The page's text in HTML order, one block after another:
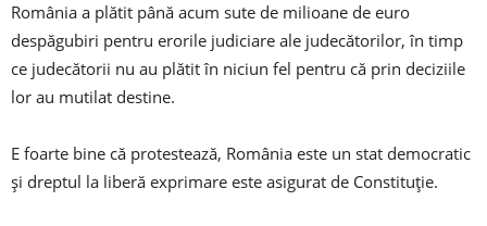
România a plătit până acum sute de milioane de euro
despăgubiri pentru erorile judiciare ale judecătorilor, în timp
ce judecătorii nu au plătit în niciun fel pentru că prin deciziile
lor au mutilat destine.
E foarte bine că protestează, România este un stat democratic
și dreptul la liberă exprimare este asigurat de Constituție.